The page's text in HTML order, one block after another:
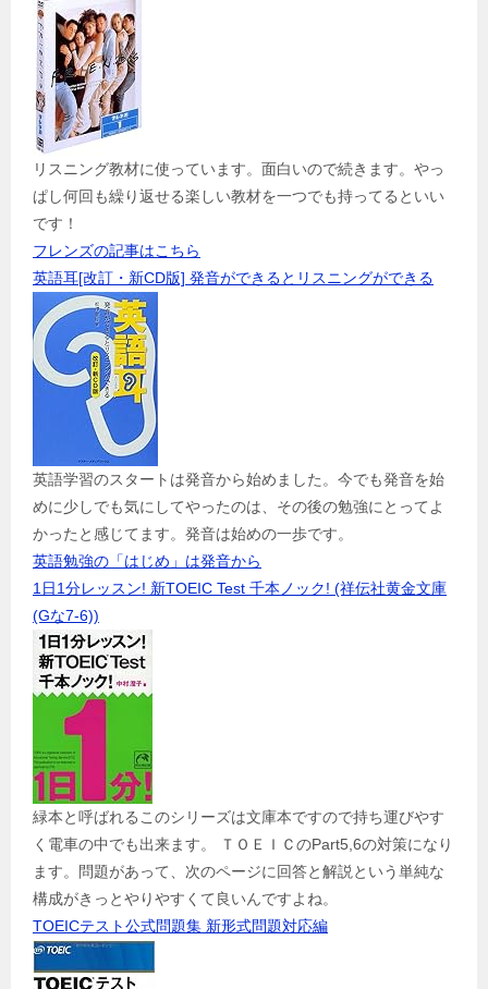
リスニング教材に使っています。面白いので続きます。やっ
ぱし何回も繰り返せる楽しい教材を一つでも持ってるといい
です！
フレンズの記事はこちら
英語耳[改訂・新CD版] 発音ができるとリスニングができる
英語学習のスタートは発音から始めました。今でも発音を始
めに少しでも気にしてやったのは、その後の勉強にとってよ
かったと感じてます。発音は始めの一歩です。
英語勉強の「はじめ」は発音から
1日1分レッスン! 新TOEIC Test 千本ノック! (祥伝社黄金文庫
(Gな7-6))
緑本と呼ばれるこのシリーズは文庫本ですので持ち運びやす
く電車の中でも出来ます。 ＴＯＥＩＣのPart5,6の対策になり
ます。問題があって、次のページに回答と解説という単純な
構成がきっとやりやすくて良いんですよね。
TOEICテスト公式問題集 新形式問題対応編